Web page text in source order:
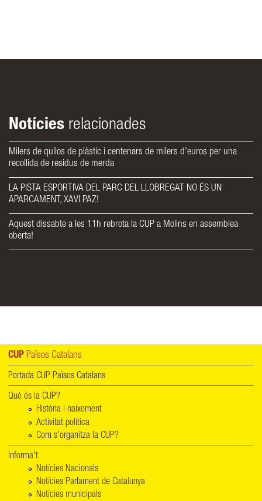
Notícies relacionades
Milers de quilos de plàstic i centenars de milers d’euros per una
recollida de residus de merda
LA PISTA ESPORTIVA DEL PARC DEL LLOBREGAT NO ÉS UN
APARCAMENT, XAVI PAZ!
Aquest dissabte a les 11h rebrota la CUP a Molins en assemblea
oberta!
CUP Països Catalans
Portada CUP Països Catalans
Què és la CUP?
Història i naixement
Activitat política
Com s'organitza la CUP?
Informa't
Notícies Nacionals
Notícies Parlament de Catalunya
Notícies municipals